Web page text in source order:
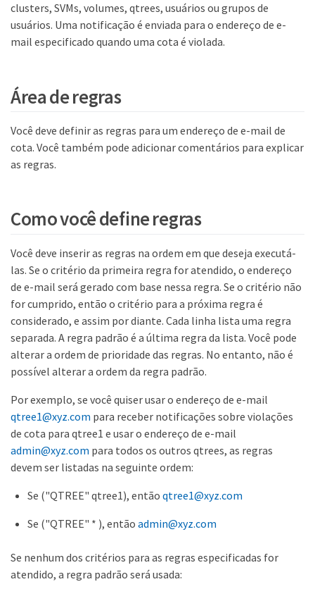
clusters, SVMs, volumes, qtrees, usuários ou grupos de
usuários. Uma notificação é enviada para o endereço de e-
mail especificado quando uma cota é violada.
Área de regras
Você deve definir as regras para um endereço de e-mail de
cota. Você também pode adicionar comentários para explicar
as regras.
Como você define regras
Você deve inserir as regras na ordem em que deseja executá-
las. Se o critério da primeira regra for atendido, o endereço
de e-mail será gerado com base nessa regra. Se o critério não
for cumprido, então o critério para a próxima regra é
considerado, e assim por diante. Cada linha lista uma regra
separada. A regra padrão é a última regra da lista. Você pode
alterar a ordem de prioridade das regras. No entanto, não é
possível alterar a ordem da regra padrão.
Por exemplo, se você quiser usar o endereço de e-mail
qtree1@xyz.com para receber notificações sobre violações
de cota para qtree1 e usar o endereço de e-mail
admin@xyz.com para todos os outros qtrees, as regras
devem ser listadas na seguinte ordem:
Se ("QTREE" qtree1), então qtree1@xyz.com
Se ("QTREE" * ), então admin@xyz.com
Se nenhum dos critérios para as regras especificadas for
atendido, a regra padrão será usada: